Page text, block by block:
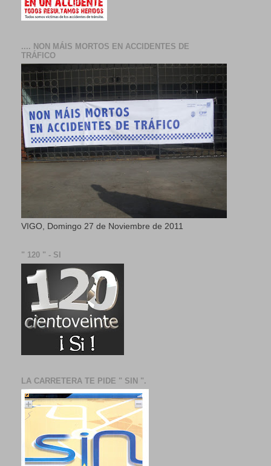
.... NON MÁIS MORTOS EN ACCIDENTES DE
TRÁFICO
VIGO, Domingo 27 de Noviembre de 2011
" 120 " - SI
LA CARRETERA TE PIDE " SIN ".